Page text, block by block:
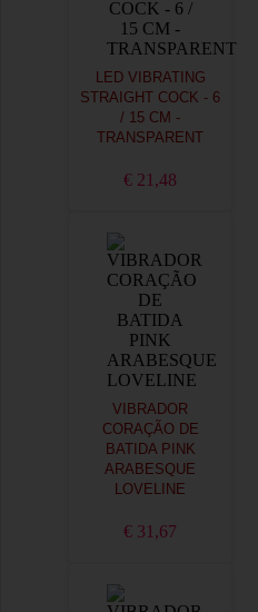
LED VIBRATING
STRAIGHT COCK - 6
/ 15 CM -
TRANSPARENT
€ 21,48
VIBRADOR
CORAÇÃO DE
BATIDA PINK
ARABESQUE
LOVELINE
€ 31,67